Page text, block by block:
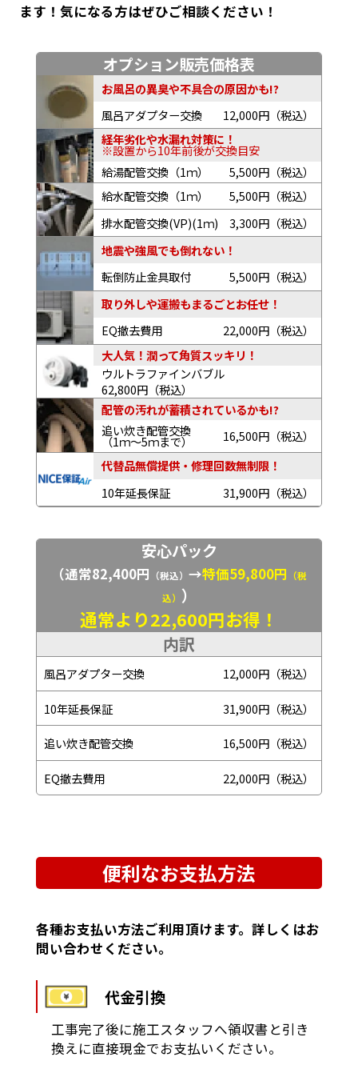
ます！気になる方はぜひご相談ください！
オプション販売価格表
お風呂の異臭や不具合の原因かも!?
風呂アダプター交換
12,000円（税込）
経年劣化や水漏れ対策に！
※設置から10年前後が交換目安
給湯配管交換（1ｍ）
5,500円（税込）
給水配管交換（1ｍ）
5,500円（税込）
排水配管交換(VP)(1ｍ)
3,300円（税込）
地震や強風でも倒れない！
転倒防止金具取付
5,500円（税込）
取り外しや運搬もまるごとお任せ！
EQ撤去費用
22,000円（税込）
大人気！潤って角質スッキリ！
ウルトラファインバブル
62,800円（税込）
配管の汚れが蓄積されているかも!?
追い炊き配管交換
（1ｍ～5ｍまで）
16,500円（税込）
代替品無償提供・修理回数無制限！
10年延長保証
31,900円（税込）
安心パック
（通常82,400円 （税込） →特価59,800円
（税
込） ）
通常より22,600円お得！
内訳
風呂アダプター交換 12,000円（税込）
10年延長保証 31,900円（税込）
追い炊き配管交換 16,500円（税込）
EQ撤去費用 22,000円（税込）
便利なお支払方法
各種お支払い方法ご利用頂けます。詳しくはお
問い合わせください。
代金引換
工事完了後に施工スタッフへ領収書と引き
換えに直接現金でお支払いください。